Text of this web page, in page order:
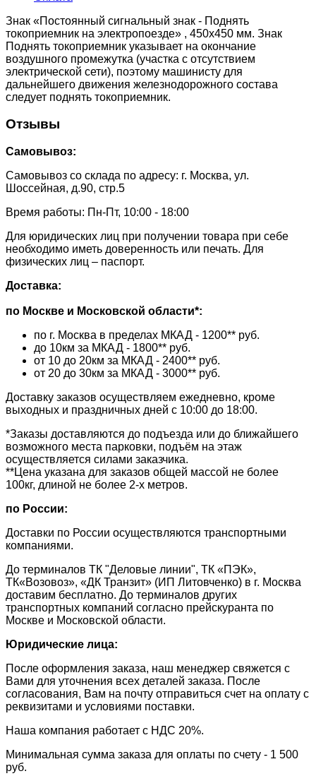
Знак «Постоянный сигнальный знак - Поднять
токоприемник на электропоезде» , 450х450 мм. Знак
Поднять токоприемник указывает на окончание
воздушного промежутка (участка с отсутствием
электрической сети), поэтому машинисту для
дальнейшего движения железнодорожного состава
следует поднять токоприемник.
Отзывы
Самовывоз:
Самовывоз со склада по адресу: г. Москва, ул.
Шоссейная, д.90, стр.5
Время работы: Пн-Пт, 10:00 - 18:00
Для юридических лиц при получении товара при себе
необходимо иметь доверенность или печать. Для
физических лиц – паспорт.
Доставка:
по Москве и Московской области*:
по г. Москва в пределах МКАД - 1200** руб.
до 10км за МКАД - 1800** руб.
от 10 до 20км за МКАД - 2400** руб.
от 20 до 30км за МКАД - 3000** руб.
Доставку заказов осуществляем ежедневно, кроме
выходных и праздничных дней с 10:00 до 18:00.
*Заказы доставляются до подъезда или до ближайшего
возможного места парковки, подъём на этаж
осуществляется силами заказчика.
**Цена указана для заказов общей массой не более
100кг, длиной не более 2-х метров.
по России:
Доставки по России осуществляются транспортными
компаниями.
До терминалов ТК "Деловые линии", ТК «ПЭК»,
ТК«Возовоз», «ДК Транзит» (ИП Литовченко) в г. Москва
доставим бесплатно. До терминалов других
транспортных компаний согласно прейскуранта по
Москве и Московской области.
Юридические лица:
После оформления заказа, наш менеджер свяжется с
Вами для уточнения всех деталей заказа. После
согласования, Вам на почту отправиться счет на оплату с
реквизитами и условиями поставки.
​Наша компания работает с НДС 20%.
​Минимальная сумма заказа для оплаты по счету - 1 500
руб.